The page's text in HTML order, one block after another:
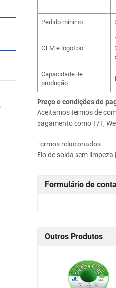
Pedido mínimo
OEM e logotipo
Capacidade de
produção
Preço e condições de
Aceitamos termos de
pagamento como T/T,
Termos relacionados
Fio de solda sem
Formulário de
Outros Produtos